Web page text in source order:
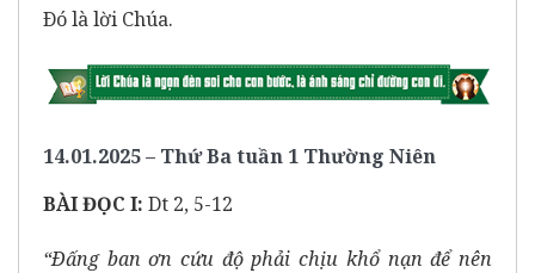
Ðó là lời Chúa.
14.01.2025 – Thứ Ba tuần 1 Thường Niên
BÀI ĐỌC I: Dt 2, 5-12
“Ðấng ban ơn cứu độ phải chịu khổ nạn để nên